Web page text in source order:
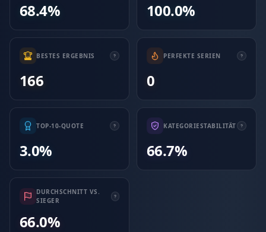
68.4% 100.0%
BESTES ERGEBNIS
166
PERFEKTE SERIEN
0
TOP-10-QUOTE
3.0%
KATEGORIESTABILITÄT
66.7%
DURCHSCHNITT VS.
SIEGER
66.0%